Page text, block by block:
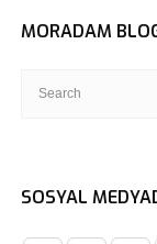
MORADAM
SOSYAL